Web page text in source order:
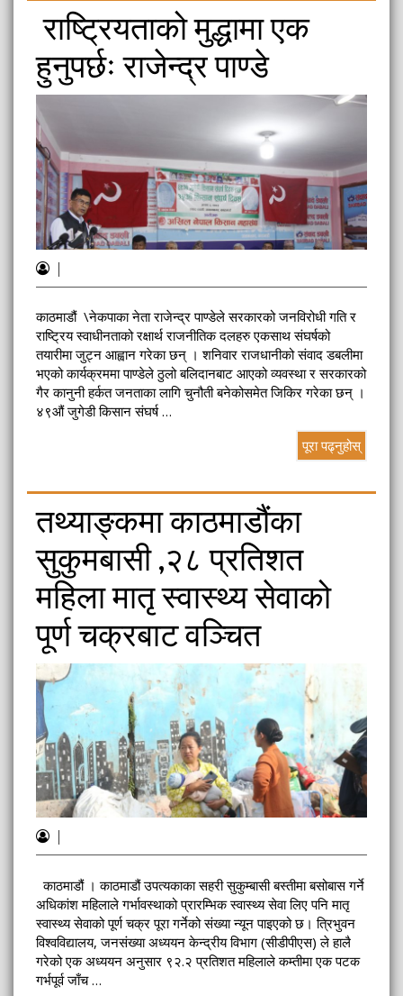
राष्ट्रियताको मुद्धामा एक
हुनुपर्छः राजेन्द्र पाण्डे
|
काठमाडौं \नेकपाका नेता राजेन्द्र पाण्डेले सरकारको जनविरोधी गति र
राष्ट्रिय स्वाधीनताको रक्षार्थ राजनीतिक दलहरु एकसाथ संघर्षको
तयारीमा जुट्न आह्वान गरेका छन् । शनिवार राजधानीको संवाद डबलीमा
भएको कार्यक्रममा पाण्डेले ठुलो बलिदानबाट आएको व्यवस्था र सरकारको
गैर कानुनी हर्कत जनताका लागि चुनौती बनेकोसमेत जिकिर गरेका छन् ।
४९औं जुगेडी किसान संघर्ष …
पूरा पढ्नुहोस्
तथ्याङ्कमा काठमाडौंका
सुकुमबासी ,२८ प्रतिशत
महिला मातृ स्वास्थ्य सेवाको
पूर्ण चक्रबाट वञ्चित
काठमाडौं । काठमाडौं उपत्यकाका सहरी सुकुम्बासी बस्तीमा बसोबास गर्ने
अधिकांश महिलाले गर्भावस्थाको प्रारम्भिक स्वास्थ्य सेवा लिए पनि मातृ
स्वास्थ्य सेवाको पूर्ण चक्र पूरा गर्नेको संख्या न्यून पाइएको छ। त्रिभुवन
विश्वविद्यालय, जनसंख्या अध्ययन केन्द्रीय विभाग (सीडीपीएस) ले हालै
गरेको एक अध्ययन अनुसार ९२.२ प्रतिशत महिलाले कम्तीमा एक पटक
गर्भपूर्व जाँच …